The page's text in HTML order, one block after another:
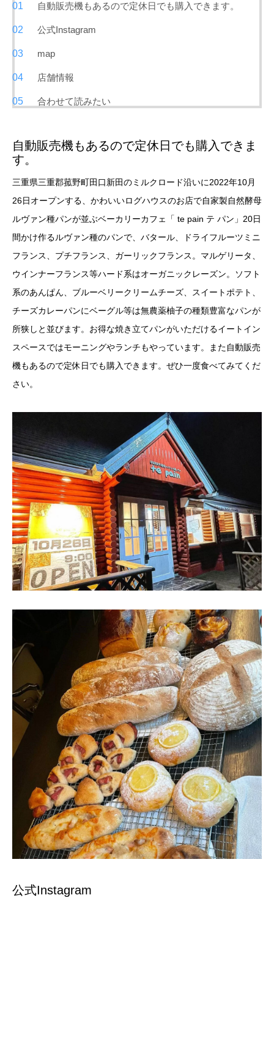
自動販売機もあるので定休日でも購入できます。
公式Instagram
map
店舗情報
合わせて読みたい
自動販売機もあるので定休日でも購入できま
す。
三重県三重郡菰野町田口新田のミルクロード沿いに2022年10月
26日オープンする、かわいいログハウスのお店で自家製自然酵母
ルヴァン種パンが並ぶベーカリーカフェ「 te pain テ パン」20日
間かけ作るルヴァン種のパンで、バタール、ドライフルーツミニ
フランス、プチフランス、ガーリックフランス。マルゲリータ、
ウインナーフランス等ハード系はオーガニックレーズン。ソフト
系のあんぱん、ブルーベリークリームチーズ、スイートポテト、
チーズカレーパンにベーグル等は無農薬柚子の種類豊富なパンが
所狭しと並びます。お得な焼き立てパンがいただけるイートイン
スペースではモーニングやランチもやっています。また自動販売
機もあるので定休日でも購入できます。ぜひ一度食べてみてくだ
さい。
公式Instagram